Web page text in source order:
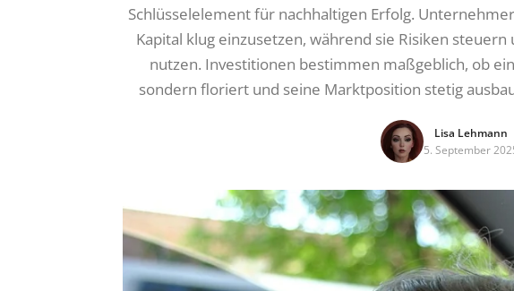
Schlüsselelement für nachhaltigen Erfolg.
Kapital klug einzusetzen, während sie Risiken
nutzen. Investitionen bestimmen maßgeblich, ob
sondern floriert und seine Marktposition stetig
Lisa Lehmann
5. September